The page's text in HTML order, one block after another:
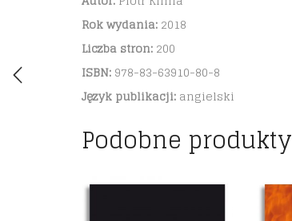
Rok wydania: 2018
Liczba stron: 200
ISBN: 978-83-63910-80-8
Język publikacji: angielski
Podobne produkty